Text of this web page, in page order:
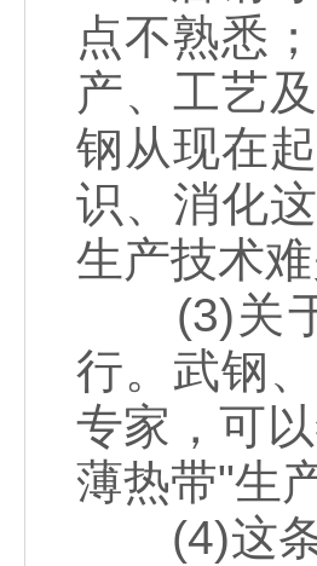
点不熟悉
产、工艺
钢从现在
识、消化
生产技术难
(3)关于
行。武钢
专家，可
薄热带"生产
(4)这条